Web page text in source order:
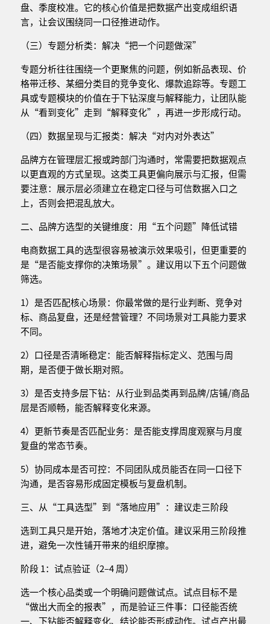
盘、季度校准。它的核心价值是把数据产出变成组织语
言，让会议围绕同一口径推进动作。
（三）专题分析类：解决“把一个问题做深”
专题分析往往围绕一个更聚焦的问题，例如新品表现、价
格带迁移、某细分类目的竞争变化、爆款追踪等。专题工
具或专题模块的价值在于下钻深度与解释能力，让团队能
从“看到变化”走到“解释变化”，再进一步形成行动。
（四）数据呈现与汇报类：解决“对内对外表达”
品牌方在管理层汇报或跨部门沟通时，常需要把数据观点
以更直观的方式呈现。这类工具更偏向展示与汇报，但需
要注意：展示层必须建立在稳定口径与可信数据入口之
上，否则会把混乱放大。
二、品牌方选型的关键维度：用“五个问题”降低试错
电商数据工具的选型很容易被演示效果吸引，但更重要的
是“是否能支撑你的决策场景”。建议用以下五个问题做
筛选。
1）是否匹配核心场景：你最常做的是行业判断、竞争对
标、商品复盘，还是经营管理？不同场景对工具能力要求
不同。
2）口径是否清晰稳定：能否解释指标定义、范围与周
期，是否便于做长期对照。
3）是否支持多层下钻：从行业到品类再到品牌/店铺/商品
层是否顺畅，能否解释变化来源。
4）更新节奏是否匹配业务：是否能支撑周度观察与月度
复盘的常态节奏。
5）协同成本是否可控：不同团队成员能否在同一口径下
沟通，是否容易形成固定模板与复盘机制。
三、从“工具选型”到“落地应用”：建议走三阶段
选到工具只是开始，落地才决定价值。建议采用三阶段推
进，避免一次性铺开带来的组织摩擦。
阶段 1：试点验证（2–4 周）
选一个核心品类或一个明确问题做试点。试点目标不是
“做出大而全的报表”，而是验证三件事：口径能否统
一、下钻能否解释变化、结论能否形成动作。试点产出最